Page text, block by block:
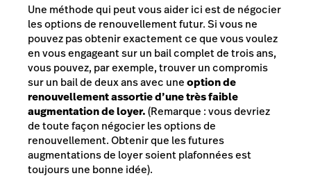
Une méthode qui peut vous aider ici est de négocier
les options de renouvellement futur. Si vous ne
pouvez pas obtenir exactement ce que vous voulez
en vous engageant sur un bail complet de trois ans,
vous pouvez, par exemple, trouver un compromis
sur un bail de deux ans avec uneoption de
renouvellement assortie d’une très faible
augmentation de loyer.(Remarque : vous devriez
de toute façon négocier les options de
renouvellement. Obtenir que les futures
augmentations de loyer soient plafonnées est
toujours une bonne idée).